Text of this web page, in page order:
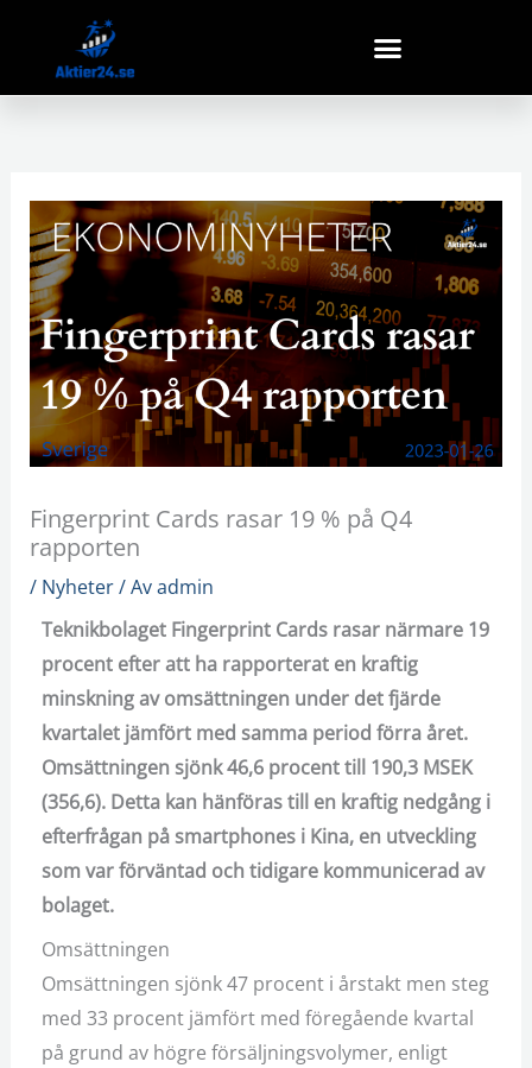
innehåll
Fingerprint Cards rasar 19 % på Q4
rapporten
/ Nyheter/ Avadmin
Teknikbolaget Fingerprint Cards rasar närmare 19
procent efter att ha rapporterat en kraftig
minskning av omsättningen under det fjärde
kvartalet jämfört med samma period förra året.
Omsättningen sjönk 46,6 procent till 190,3 MSEK
(356,6). Detta kan hänföras till en kraftig nedgång i
efterfrågan på smartphones i Kina, en utveckling
som var förväntad och tidigare kommunicerad av
bolaget.
Omsättningen
Omsättningen sjönk 47 procent i årstakt men steg
med 33 procent jämfört med föregående kvartal
på grund av högre försäljningsvolymer, enligt